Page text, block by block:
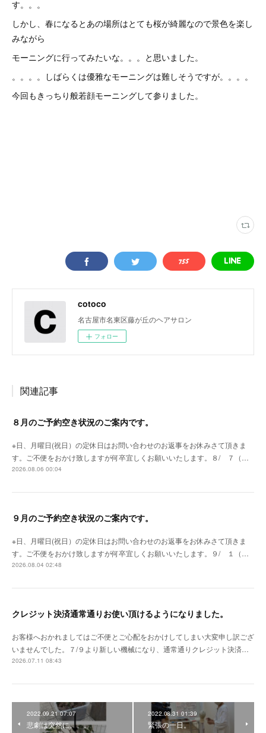
す。。。
しかし、春になるとあの場所はとても桜が綺麗なので景色を楽し
みながら
モーニングに行ってみたいな。。。と思いました。
。。。。しばらくは優雅なモーニングは難しそうですが。。。。
今回もきっちり般若顔モーニングして参りました。
cotoco
名古屋市名東区藤が丘のヘアサロン
フォロー
関連記事
８月のご予約空き状況のご案内です。
※日、月曜日(祝日）の定休日はお問い合わせのお返事をお休みさて頂きま
す。ご不便をおかけ致しますが何卒宜しくお願いいたします。８/ ７（…
2026.08.06 00:04
９月のご予約空き状況のご案内です。
※日、月曜日(祝日）の定休日はお問い合わせのお返事をお休みさて頂きま
す。ご不便をおかけ致しますが何卒宜しくお願いいたします。９/ １（…
2026.08.04 02:48
クレジット決済通常通りお使い頂けるようになりました。
お客様へおかれましてはご不便とご心配をおかけしてしまい大変申し訳ござ
いませんでした。７/９より新しい機械になり、通常通りクレジット決済…
2026.07.11 08:43
2022.09.21 07:07
悲劇は突然に。。。
2022.08.31 01:39
緊張の一日。